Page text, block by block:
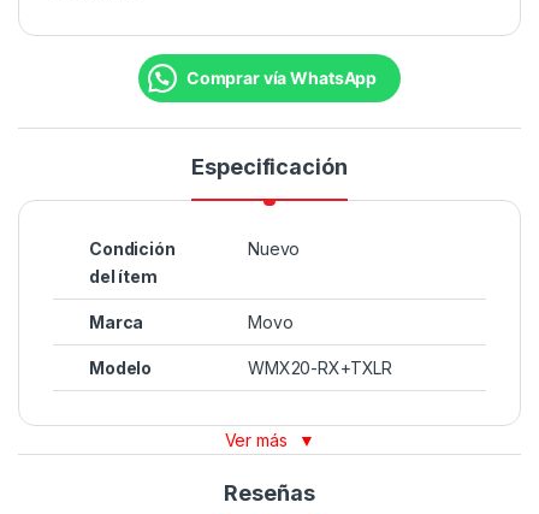
Comprar vía WhatsApp
Especificación
Condición
del ítem
Nuevo
Marca Movo
Modelo WMX20-RX+TXLR
Ver más ▼
Reseñas